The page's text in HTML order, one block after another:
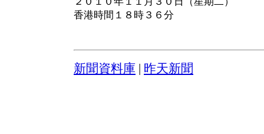
香港時間１８時３６分
新聞資料庫 昨天新聞